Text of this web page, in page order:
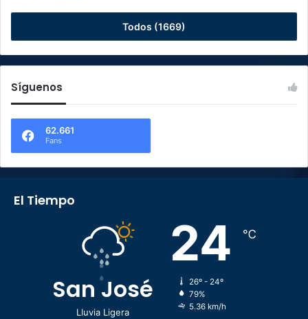
Todos (1669)
Síguenos
62.661
Fans
El Tiempo
San José
Lluvia Ligera
24 ℃
26º - 24º
79%
5.36 km/h